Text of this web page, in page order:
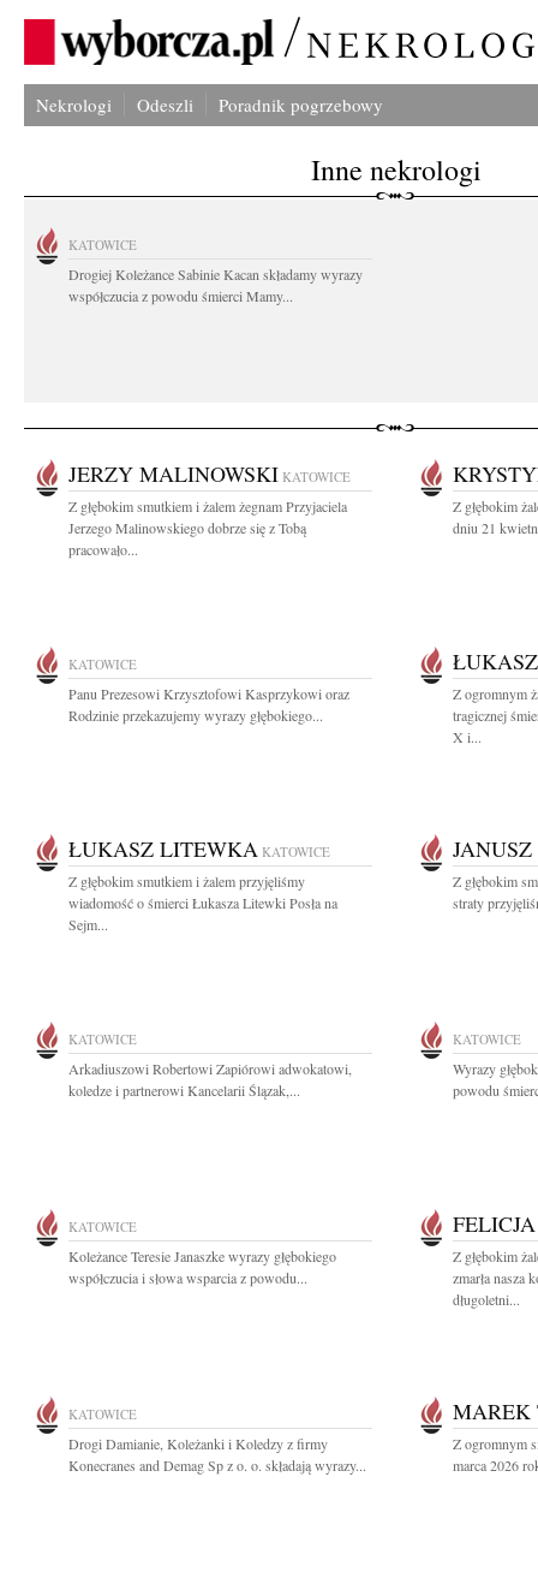
Nekrologi Odeszli Poradnik pogrzebowy
Inne nekrologi
KATOWICE
Drogiej Koleżance Sabinie Kacan składamy wyrazy
współczucia z powodu śmierci Mamy...
JERZY MALINOWSKI KATOWICE
Z głębokim smutkiem i żalem żegnam Przyjaciela
Jerzego Malinowskiego dobrze się z Tobą
pracowało...
Z głębokim
dniu 21
KATOWICE
Panu Prezesowi Krzysztofowi Kasprzykowi oraz
Rodzinie przekazujemy wyrazy głębokiego...
Z ogromnym
tragicznej
X i...
ŁUKASZ LITEWKA KATOWICE
Z głębokim smutkiem i żalem przyjęliśmy
wiadomość o śmierci Łukasza Litewki Posła na
Sejm...
Z głębokim
straty
KATOWICE
Arkadiuszowi Robertowi Zapiórowi adwokatowi,
koledze i partnerowi Kancelarii Ślązak,...
KATOWICE
Wyrazy
powodu
KATOWICE
Koleżance Teresie Janaszke wyrazy głębokiego
współczucia i słowa wsparcia z powodu...
Z głębokim
zmarła nasza
długoletni...
KATOWICE
Drogi Damianie, Koleżanki i Koledzy z firmy
Konecranes and Demag Sp z o. o. składają wyrazy...
MAREK
Z ogromnym
marca 2026